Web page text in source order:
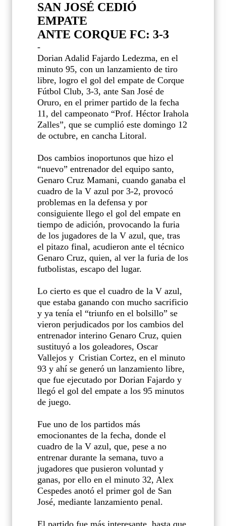
SAN JOSÉ CEDIÓ
EMPATE
ANTE CORQUE FC: 3-3
-
Dorian Adalid Fajardo Ledezma, en el
minuto 95, con un lanzamiento de tiro
libre, logro el gol del empate de Corque
Fútbol Club, 3-3, ante San José de
Oruro, en el primer partido de la fecha
11, del campeonato “Prof. Héctor Irahola
Zalles”, que se cumplió este domingo 12
de octubre, en cancha Litoral.
Dos cambios inoportunos que hizo el
“nuevo” entrenador del equipo santo,
Genaro Cruz Mamani, cuando ganaba el
cuadro de la V azul por 3-2, provocó
problemas en la defensa y por
consiguiente llego el gol del empate en
tiempo de adición, provocando la furia
de los jugadores de la V azul, que, tras
el pitazo final, acudieron ante el técnico
Genaro Cruz, quien, al ver la furia de los
futbolistas, escapo del lugar.
Lo cierto es que el cuadro de la V azul,
que estaba ganando con mucho sacrificio
y ya tenía el “triunfo en el bolsillo” se
vieron perjudicados por los cambios del
entrenador interino Genaro Cruz, quien
sustituyó a los goleadores, Oscar
Vallejos y Cristian Cortez, en el minuto
93 y ahí se generó un lanzamiento libre,
que fue ejecutado por Dorian Fajardo y
llegó el gol del empate a los 95 minutos
de juego.
Fue uno de los partidos más
emocionantes de la fecha, donde el
cuadro de la V azul, que, pese a no
entrenar durante la semana, tuvo a
jugadores que pusieron voluntad y
ganas, por ello en el minuto 32, Alex
Cespedes anotó el primer gol de San
José, mediante lanzamiento penal.